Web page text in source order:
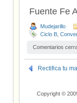
Fuente Fe
Mudejarillo
Ciclo B
Comentarios
Rectifica tu
Copyright ©